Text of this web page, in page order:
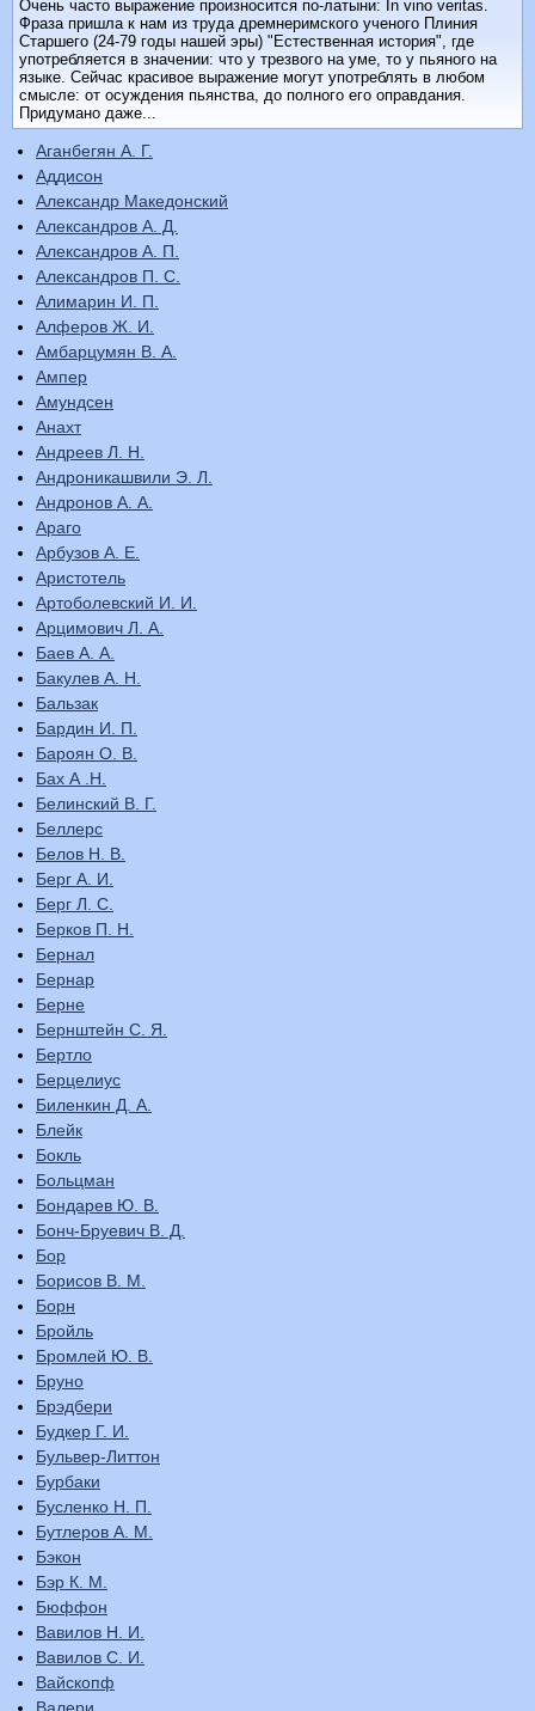
Очень часто выражение произносится по-латыни: In vino veritas.
Фраза пришла к нам из труда дремнеримского ученого Плиния
Старшего (24-79 годы нашей эры) "Естественная история", где
употребляется в значении: что у трезвого на уме, то у пьяного на
языке. Сейчас красивое выражение могут употреблять в любом
смысле: от осуждения пьянства, до полного его оправдания.
Придумано даже...
Аганбегян А. Г.
Аддисон
Александр Македонский
Александров А. Д.
Александров А. П.
Александров П. С.
Алимарин И. П.
Алферов Ж. И.
Амбарцумян В. А.
Ампер
Амундсен
Анахт
Андреев Л. Н.
Андроникашвили Э. Л.
Андронов А. А.
Араго
Арбузов А. Е.
Аристотель
Артоболевский И. И.
Арцимович Л. А.
Баев А. А.
Бакулев А. Н.
Бальзак
Бардин И. П.
Бароян О. В.
Бах А .Н.
Белинский В. Г.
Беллерс
Белов Н. В.
Берг А. И.
Берг Л. С.
Берков П. Н.
Бернал
Бернар
Берне
Бернштейн С. Я.
Бертло
Берцелиус
Биленкин Д. А.
Блейк
Бокль
Больцман
Бондарев Ю. В.
Бонч-Бруевич В. Д.
Бор
Борисов В. М.
Борн
Бройль
Бромлей Ю. В.
Бруно
Брэдбери
Будкер Г. И.
Бульвер-Литтон
Бурбаки
Бусленко Н. П.
Бутлеров А. М.
Бэкон
Бэр К. М.
Бюффон
Вавилов Н. И.
Вавилов С. И.
Вайскопф